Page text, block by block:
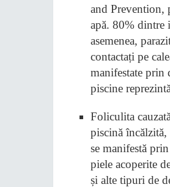
and Prevention,
apă. 80% dintre
asemenea,
contactați pe
manifestate prin
piscine
Foliculita
piscină încălzită,
se manifestă
piele acoperite
și alte tipuri de